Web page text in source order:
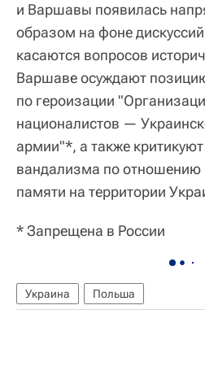
и Варшавы появилась
образом на фоне
касаются вопросов
Варшаве осуждают
по героизации
националистов —
армии"*, а также
вандализма по отношению
памяти на территории
* Запрещена в России
Украина Польша